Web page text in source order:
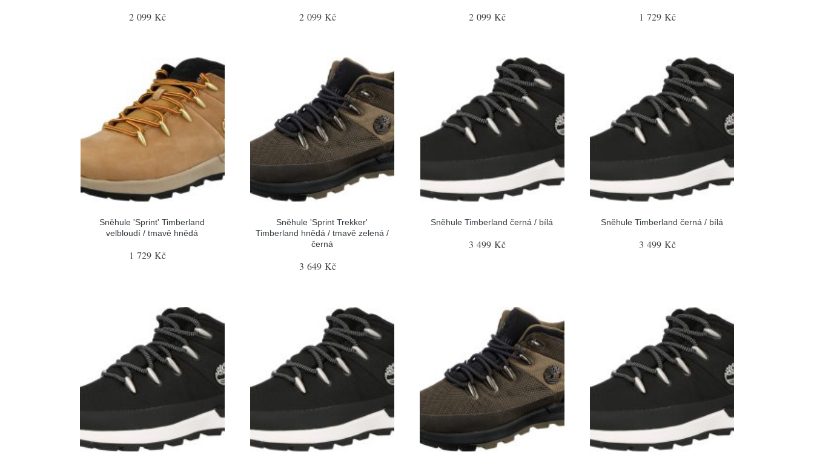
2 099 Kč 2 099 Kč 2 099 Kč 1 729 Kč
Sněhule 'Sprint' Timberland
velbloudí / tmavě hnědá
1 729 Kč
Sněhule 'Sprint Trekker'
Timberland hnědá / tmavě zelená /
černá
3 649 Kč
Sněhule Timberland černá / bílá
3 499 Kč
Sněhule Timberland černá / bílá
3 499 Kč